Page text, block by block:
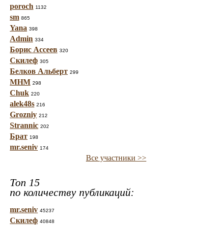
poroch 1132
sm 865
Yana 398
Admin 334
Борис Ассеев 320
Скилеф 305
Белков Альберт 299
МНМ 298
Chuk 220
alek48s 216
Grozniy 212
Strannic 202
Брат 198
mr.seniv 174
Все участники >>
Топ 15
по количеству публикаций:
mr.seniv 45237
Скилеф 40848